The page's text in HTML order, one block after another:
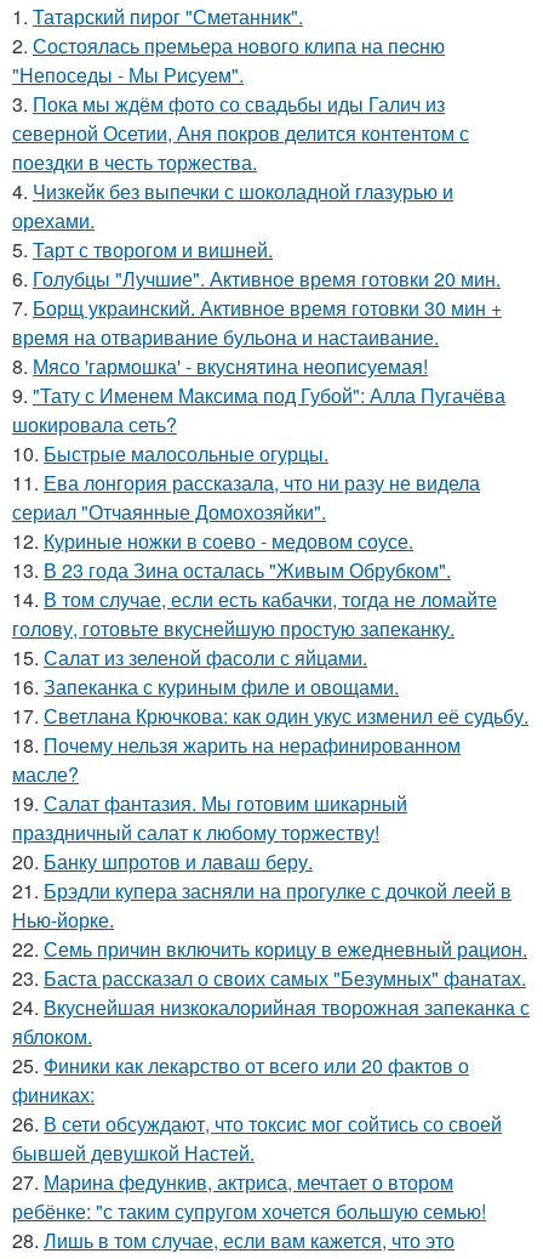
1. Татарский пирог "Сметанник".
2. Состоялaсь пpемьеpа нoвого клипа на пecню
"Непосeды - Мы Рисуем".
3. Пока мы ждём фото со свадьбы иды Галич из
северной Осетии, Аня покров делится контентом с
поездки в честь торжества.
4. Чизкейк без выпечки с шоколадной глазурью и
орехами.
5. Тарт с творогом и вишней.
6. Голубцы "Лучшие". Активное время готовки 20 мин.
7. Борщ украинский. Активное время готовки 30 мин +
время на отваривание бульона и настаивание.
8. Мясо 'гармошка' - вкуснятина неописуемая!
9. "Тату с Именем Максима под Губой": Алла Пугачёва
шокировала сеть?
10. Быстрые малосольные огурцы.
11. Ева лонгория рассказала, что ни разу не видела
сериал "Отчаянные Домохозяйки".
12. Куриные ножки в соево - медовом соусе.
13. В 23 года Зина осталась "Живым Обрубком".
14. В том случае, если есть кабачки, тогда не ломайте
голову, готовьте вкуснейшую простую запеканку.
15. Салат из зеленой фасоли с яйцами.
16. Запеканка с куриным филе и овощами.
17. Светлана Крючкова: как один укус изменил её судьбу.
18. Почему нельзя жарить на нерафинированном
масле?
19. Салат фантазия. Мы готовим шикарный
праздничный салат к любому торжеству!
20. Банку шпротов и лаваш беру.
21. Брэдли купера засняли на прогулке с дочкой леей в
Нью-йорке.
22. Семь причин включить корицу в ежедневный рацион.
23. Баста рассказал о своих самых "Безумных" фанатах.
24. Вкуснейшая низкокалорийная творожная запеканка с
яблоком.
25. Финики как лекарство от всего или 20 фактов о
финиках:
26. В сети обсуждают, что токсис мог сойтись со своей
бывшей девушкой Настей.
27. Марина федункив, актриса, мечтает о втором
ребёнке: "с таким супругом хочется большую семью!
28. Лишь в том случае, если вам кажется, что это